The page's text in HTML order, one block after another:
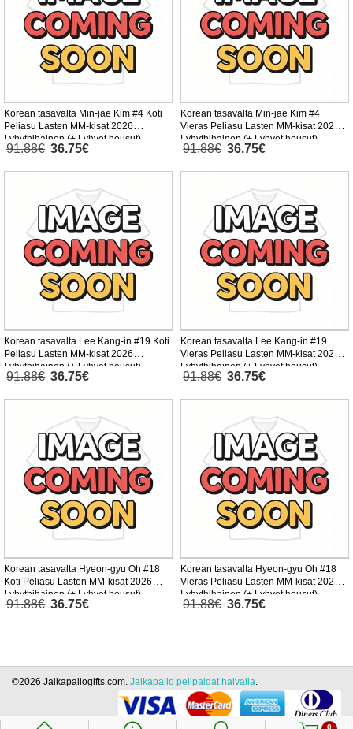
Korean tasavalta Min-jae Kim #4 Koti
Peliasu Lasten MM-kisat 2026
Lyhythihainen (+ Lyhyet housut)
91.88€ 36.75€
Korean tasavalta Min-jae Kim #4
Vieras Peliasu Lasten MM-kisat 2026
Lyhythihainen (+ Lyhyet housut)
91.88€ 36.75€
Korean tasavalta Lee Kang-in #19 Koti
Peliasu Lasten MM-kisat 2026
Lyhythihainen (+ Lyhyet housut)
91.88€ 36.75€
Korean tasavalta Lee Kang-in #19
Vieras Peliasu Lasten MM-kisat 2026
Lyhythihainen (+ Lyhyet housut)
91.88€ 36.75€
Korean tasavalta Hyeon-gyu Oh #18
Koti Peliasu Lasten MM-kisat 2026
Lyhythihainen (+ Lyhyet housut)
91.88€ 36.75€
Korean tasavalta Hyeon-gyu Oh #18
Vieras Peliasu Lasten MM-kisat 2026
Lyhythihainen (+ Lyhyet housut)
91.88€ 36.75€
0
©2026 Jalkapallogifts.com. Jalkapallo pelipaidat halvalla.